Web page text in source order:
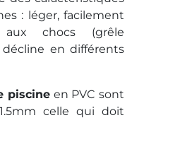
: léger, facilement
aux chocs (grêle
en différents
piscineen PVC sont
celle qui doit